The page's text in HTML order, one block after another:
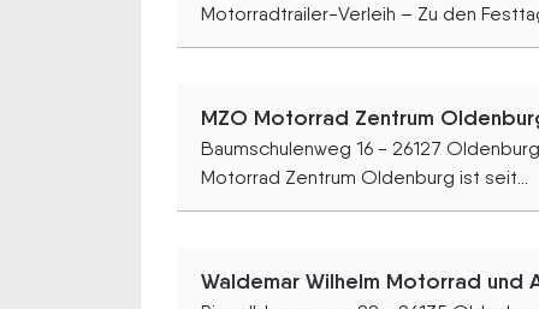
Motorradtrailer-Verleih – Zu den
MZO Motorrad Zentrum
Baumschulenweg 16 - 26127 Oldenburg
Motorrad Zentrum Oldenburg ist seit...
Waldemar Wilhelm Motorrad und